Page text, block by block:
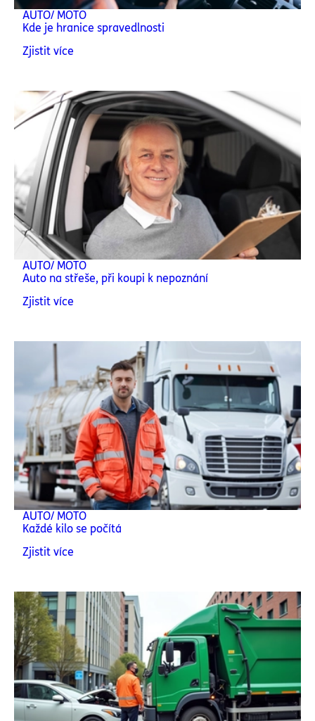
AUTO/ MOTO
Kde je hranice spravedlnosti
Zjistit více
AUTO/ MOTO
Auto na střeše, při koupi k nepoznání
Zjistit více
AUTO/ MOTO
Každé kilo se počítá
Zjistit více